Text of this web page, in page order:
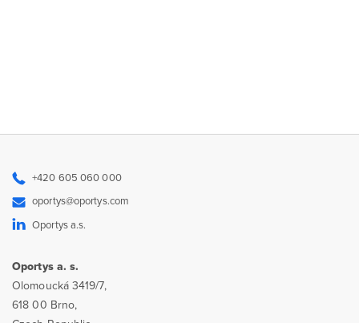
+420 605 060 000
oportys@oportys.com
Oportys a.s.
Oportys a. s.
Olomoucká 3419/7,
618 00 Brno,